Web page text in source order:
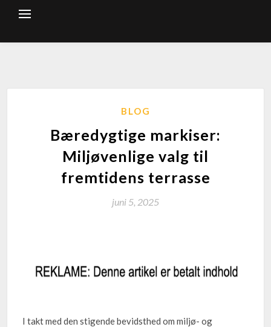
BLOG
Bæredygtige markiser:
Miljøvenlige valg til
fremtidens terrasse
juni 5, 2025
I takt med den stigende bevidsthed om miljø- og